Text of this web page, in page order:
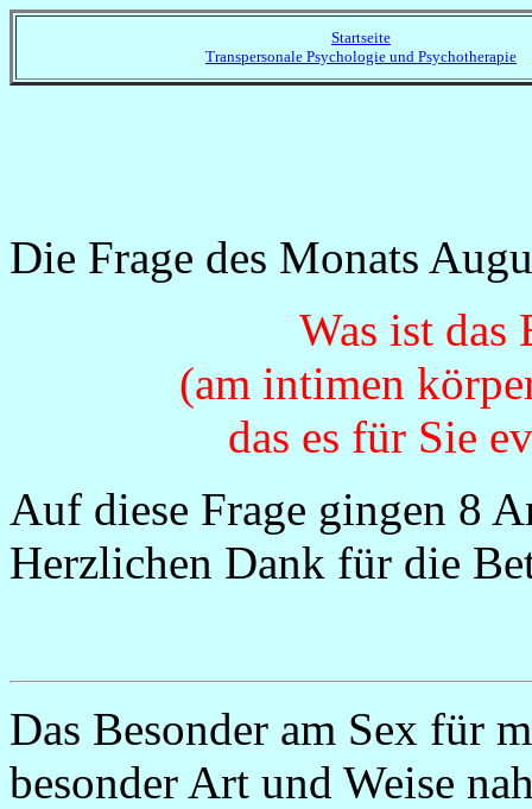
Startseite
Transpersonale Psychologie und Psychotherapie
Die Frage des Monats
Was ist das
(am intimen
das es für Sie
Auf diese Frage gingen 8
Herzlichen Dank für die
Das Besonder am Sex für
besonder Art und Weise